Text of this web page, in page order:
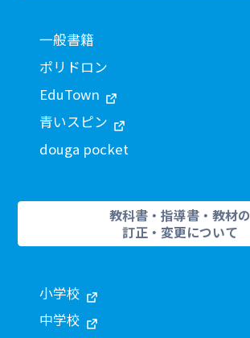
一般書籍
ポリドロン
EduTown
青いスピン
douga pocket
教科書・指導書・教材の
訂正・変更について
小学校
中学校